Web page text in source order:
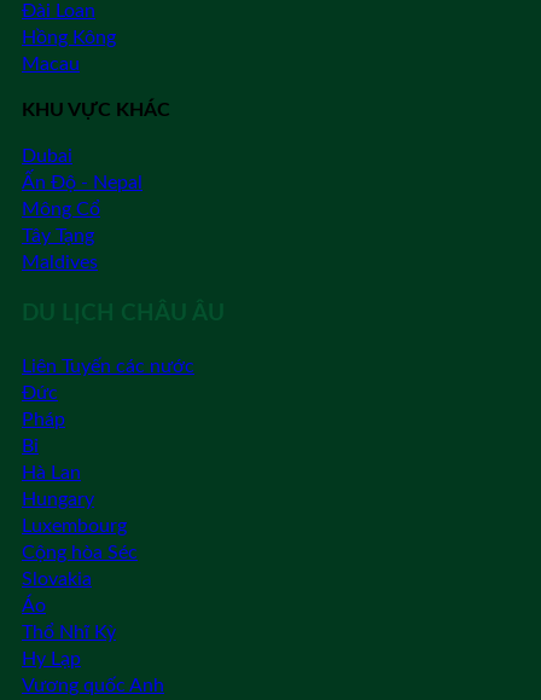
Đài Loan
Hồng Kông
Macau
KHU VỰC KHÁC
Dubai
Ấn Độ - Nepal
Mông Cổ
Tây Tạng
Maldives
DU LỊCH CHÂU ÂU
Liên Tuyến các nước
Đức
Pháp
Bỉ
Hà Lan
Hungary
Luxembourg
Cộng hòa Séc
Slovakia
Áo
Thổ Nhĩ Kỳ
Hy Lạp
Vương quốc Anh